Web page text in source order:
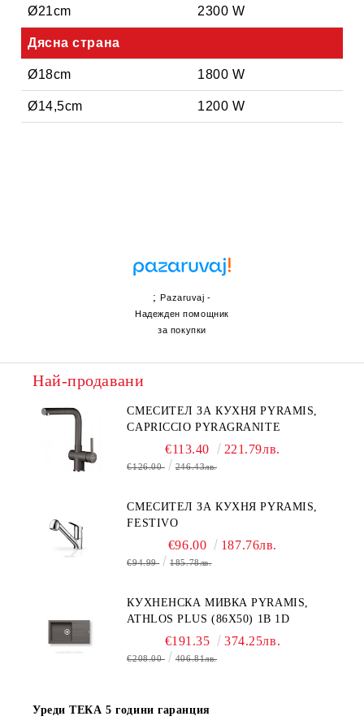
Ø21cm 2300 W
Дясна страна
Ø18cm 1800 W
Ø14,5cm 1200 W
;Pazaruvaj -
Надежден помощник
за покупки
Най-продавани
СМЕСИТЕЛ ЗА КУХНЯ PYRAMIS,
CAPRICCIO PYRAGRANITE
€113.40 221.79лв.
€126.00 246.43лв.
СМЕСИТЕЛ ЗА КУХНЯ PYRAMIS,
FESTIVO
€96.00 187.76лв.
€94.99 185.78лв.
КУХНЕНСКА МИВКА PYRAMIS,
ATHLOS PLUS (86X50) 1B 1D
€191.35 374.25лв.
€208.00 406.81лв.
Уреди ТЕКА 5 години гаранция